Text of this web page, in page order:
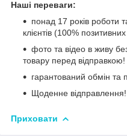
Наші переваги:
понад 17 років роботи
клієнтів (100%
фото та відео в живу
товару перед відправкою!
гарантований обмін та
Щоденне відправлення!
Приховати